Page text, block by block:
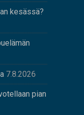
kesässä?
7.8.2026
pian